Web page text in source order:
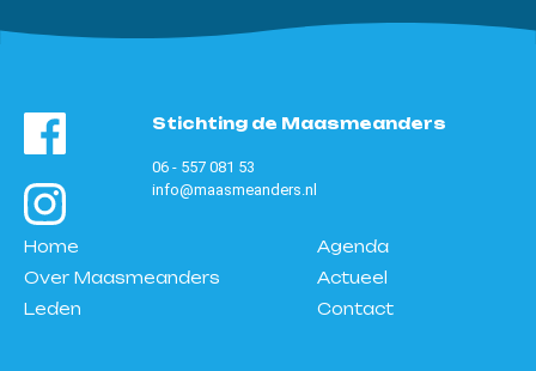
Stichting de Maasmeanders
06 - 557 081 53
info@maasmeanders.nl
Home
Over Maasmeanders
Leden
Agenda
Actueel
Contact